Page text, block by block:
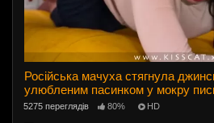
Російська мачуха стягнула
улюбленим пасинком у мокру
5275 переглядів 80% HD